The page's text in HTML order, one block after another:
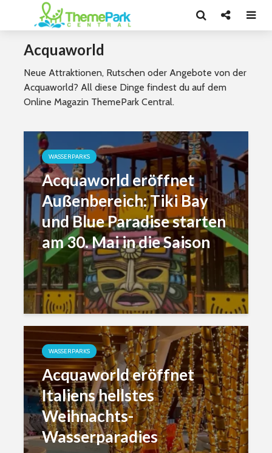
Acquaworld
Neue Attraktionen, Rutschen oder Angebote von der
Acquaworld? All diese Dinge findest du auf dem
Online Magazin ThemePark Central.
WASSERPARKS
Acquaworld eröffnet
Außenbereich: Tiki Bay
und Blue Paradise starten
am 30. Mai in die Saison
WASSERPARKS
Acquaworld eröffnet
Italiens hellstes
Weihnachts-
Wasserparadies